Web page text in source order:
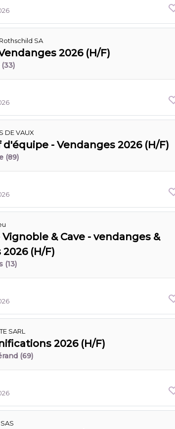
SA
2026 (H/F)
(33)
DE VAUX
d'équipe - Vendanges 2026 (H/F)
(89)
& Cave - vendanges &
(H/F)
(13)
SARL
2026 (H/F)
(69)